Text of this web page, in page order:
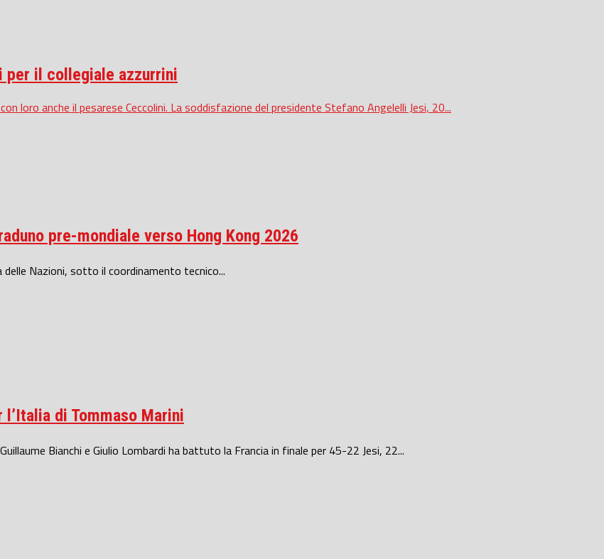
il collegiale azzurrini
loro anche il pesarese Ceccolini. La soddisfazione del presidente Stefano Angelelli Jesi, 20...
pre-mondiale verso Hong Kong 2026
Nazioni, sotto il coordinamento tecnico...
di Tommaso Marini
Bianchi e Giulio Lombardi ha battuto la Francia in finale per 45-22 Jesi, 22...